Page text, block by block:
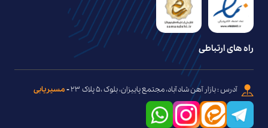
راه های ارتباطی
آدرس : بازار آهن شاد آباد، مجتمع پاییزان، بلوک ،۵ پلاک ۲۳ -مسیریابی